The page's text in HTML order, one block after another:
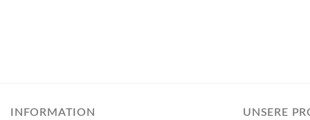
INFORMATION UNSERE